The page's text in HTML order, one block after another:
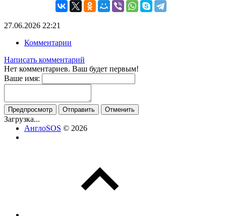
27.06.2026 22:21
Комментарии
Написать комментарий
Нет комментариев. Ваш будет первым!
Ваше имя:
Предпросмотр Отправить Отменить
Загрузка...
АнглоSOS © 2026